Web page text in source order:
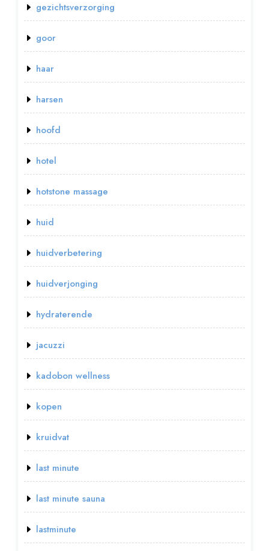
gezichtsverzorging
goor
haar
harsen
hoofd
hotel
hotstone massage
huid
huidverbetering
huidverjonging
hydraterende
jacuzzi
kadobon wellness
kopen
kruidvat
last minute
last minute sauna
lastminute